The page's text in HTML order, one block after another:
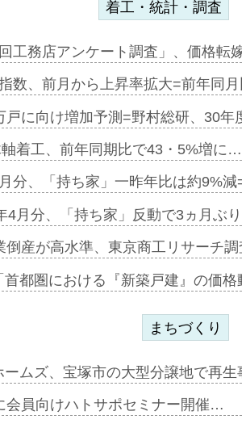
着工・統計・調査
工務店アンケート調査」、価格転
数、前月から上昇率拡大=前年同
戸に向け増加予測=野村総研、30年
着工、前年同期比で43・5%増に…
分、「持ち家」一昨年比は約9%
4月分、「持ち家」反動で3ヵ月ぶ
倒産が高水準、東京商工リサーチ
首都圏における『新築戸建』の価
まちづくり
ームズ、宝塚市の大型分譲地で再
会員向けハトサポセミナー開催…